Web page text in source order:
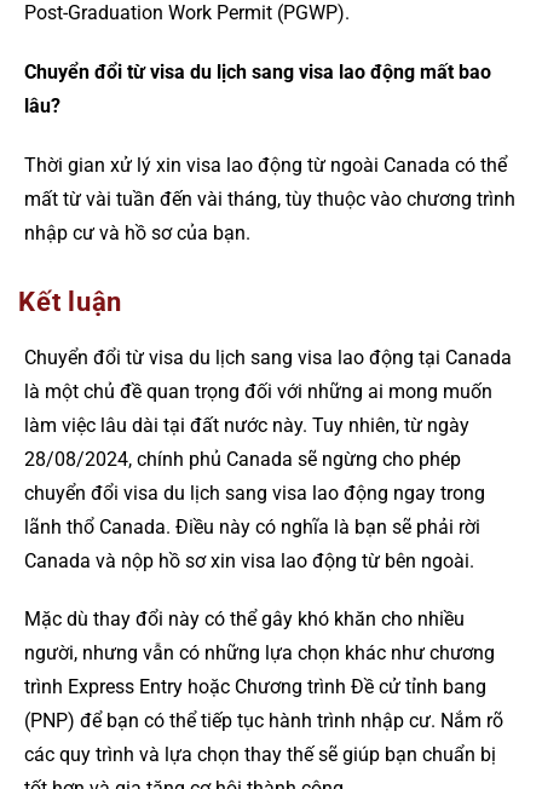
Post-Graduation Work Permit (PGWP).
Chuyển đổi từ visa du lịch sang visa lao động mất bao
lâu?
Thời gian xử lý xin visa lao động từ ngoài Canada có thể
mất từ vài tuần đến vài tháng, tùy thuộc vào chương trình
nhập cư và hồ sơ của bạn.
Kết luận
Chuyển đổi từ visa du lịch sang visa lao động tại Canada
là một chủ đề quan trọng đối với những ai mong muốn
làm việc lâu dài tại đất nước này. Tuy nhiên, từ ngày
28/08/2024, chính phủ Canada sẽ ngừng cho phép
chuyển đổi visa du lịch sang visa lao động ngay trong
lãnh thổ Canada. Điều này có nghĩa là bạn sẽ phải rời
Canada và nộp hồ sơ xin visa lao động từ bên ngoài.
Mặc dù thay đổi này có thể gây khó khăn cho nhiều
người, nhưng vẫn có những lựa chọn khác như chương
trình Express Entry hoặc Chương trình Đề cử tỉnh bang
(PNP) để bạn có thể tiếp tục hành trình nhập cư. Nắm rõ
các quy trình và lựa chọn thay thế sẽ giúp bạn chuẩn bị